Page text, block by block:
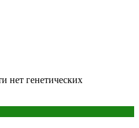
нет генетических